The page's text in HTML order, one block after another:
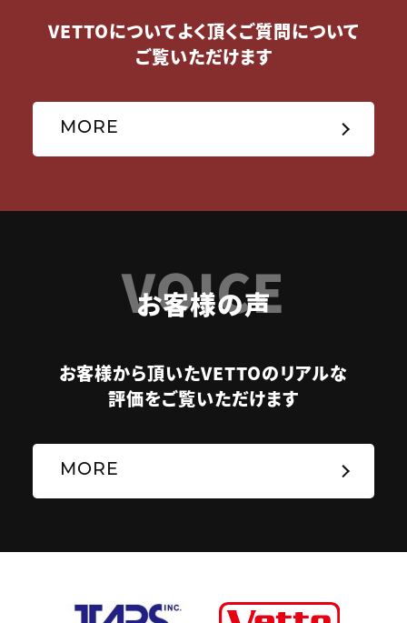
VETTOについてよく頂くご質問について
ご覧いただけます
MORE
VOICE
お客様の声
お客様から頂いたVETTOのリアルな
評価をご覧いただけます
MORE